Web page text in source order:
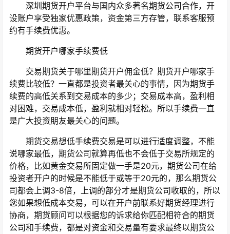
深圳期货开户平台与国内众多著名期货公司合作，开
设账户享受独家优惠政策，资金第三方存管，联系客服预
约有手续费优惠。
期货开户哪家手续费低
交易期货关于哪里期货开户佣金低？期货开户哪家手
续费比较低？一直都是投资者最关心的事情，因为期货手
续费的高低关系到交易成本的多少；交易成本高，盈利相
对困难，交易成本低，盈利就相对轻松。所以手续费一直
是广大投资朋友最关心的问题。
期货交易想低手续费交易是可以进行适度调整，不能
说哪家最低，期货公司就算再低也不会低于交易所规定的
价格，比如黄金交易所固定做一手是20元，期货公司在给
投资者开户的时候是不能低于或等于20元的，那么期货公
司都会上调3-8倍，上调的部分才是期货公司收取的，所以
您如果想低成本交易，可以在开户前联系好期货经理进行
协商，期货顾问可以根据您的诉求给你匹配相符合的期货
公司和手续费，都是对资金和交易量有要求最终以期货公